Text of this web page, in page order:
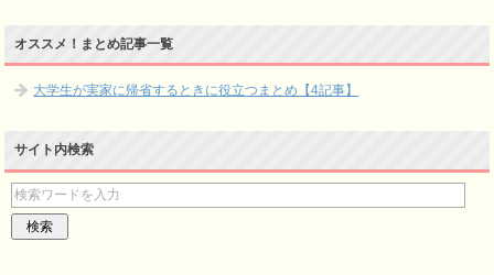
オススメ！まとめ記事一覧
大学生が実家に帰省するときに役立つまとめ【4記事】
サイト内検索